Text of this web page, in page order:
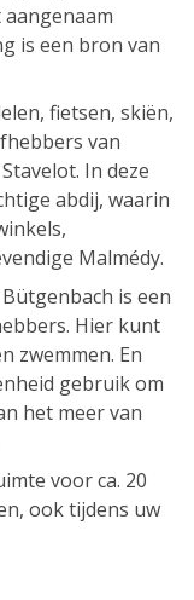
is een bron van
fietsen, skiën,
van
In deze
abdij, waarin
Malmédy.
is een
Hier kunt
zwemmen. En
gebruik om
het meer van
voor ca. 20
ook tijdens uw